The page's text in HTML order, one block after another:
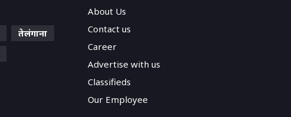
तेलंगाना
About Us
Contact us
Career
Advertise with us
Classifieds
Our Employee